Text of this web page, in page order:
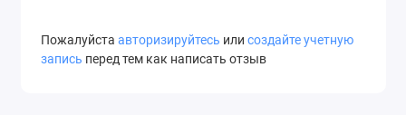
Пожалуйста авторизируйтесь или создайте учетную
запись перед тем как написать отзыв